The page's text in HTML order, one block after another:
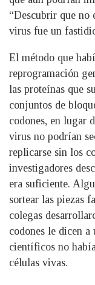
“Descubrir que no
virus fue un
El método que
reprogramación
las proteínas que
conjuntos de
codones, en lugar
virus no podrían
replicarse sin los
investigadores
era suficiente.
sortear las piezas
colegas
codones le dicen
científicos no
células vivas.